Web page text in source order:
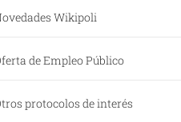
Wikipoli
de Empleo Público
protocolos de interés